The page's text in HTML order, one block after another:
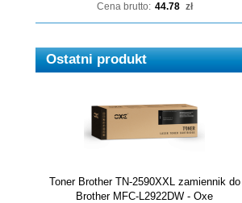
Cena brutto: 44.78 zł
Ostatni produkt
Toner Brother TN-2590XXL zamiennik do
Brother MFC-L2922DW - Oxe